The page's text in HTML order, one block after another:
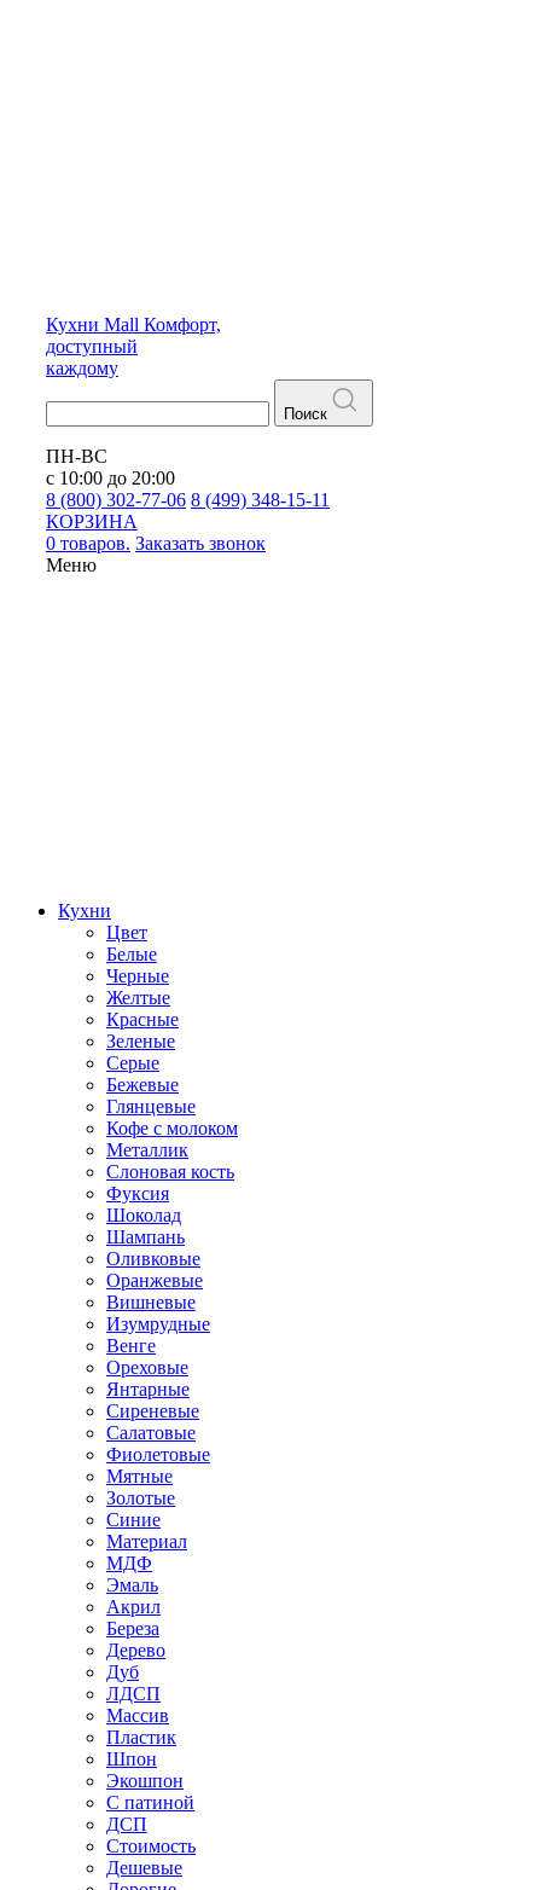
Кухни Mall Комфорт,
доступный
каждому
Поиск
ПН-ВС
с 10:00 до 20:00
8 (800) 302-77-06 8 (499) 348-15-11
КОРЗИНА
0 товаров. Заказать звонок
Меню
Кухни
Цвет
Белые
Черные
Желтые
Красные
Зеленые
Серые
Бежевые
Глянцевые
Кофе с молоком
Металлик
Слоновая кость
Фуксия
Шоколад
Шампань
Оливковые
Оранжевые
Вишневые
Изумрудные
Венге
Ореховые
Янтарные
Сиреневые
Салатовые
Фиолетовые
Мятные
Золотые
Синие
Материал
МДФ
Эмаль
Акрил
Береза
Дерево
Дуб
ЛДСП
Массив
Пластик
Шпон
Экошпон
С патиной
ДСП
Стоимость
Дешевые